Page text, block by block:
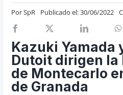
Entrevistas
Recomendación
Cosas de Beckmesser
Nosotros y privacidad
Buscar:
PorSpR Publicado el: 30/06/2022
Kazuki Yamada
Dutoit dirigen la
de Montecarlo
de Granada